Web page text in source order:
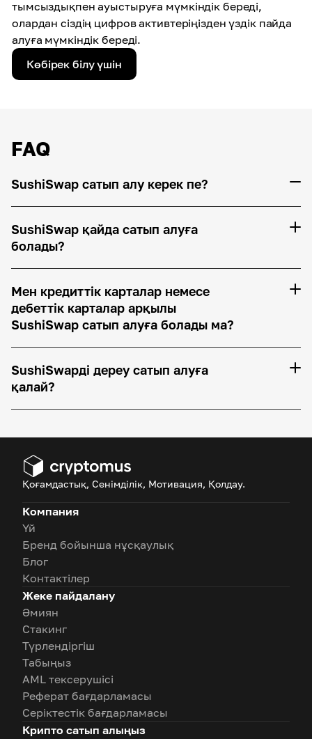
тымсыздықпен ауыстыруға мүмкіндік береді,
олардан сіздің цифров активтеріңізден үздік пайда
алуға мүмкіндік береді.
Көбірек білу үшін
FAQ
SushiSwap сатып алу керек пе?
SushiSwap қайда сатып алуға
болады?
Мен кредиттік карталар немесе
дебеттік карталар арқылы
SushiSwap сатып алуға болады ма?
SushiSwapді дереу сатып алуға
қалай?
Қоғамдастық, Сенімділік, Мотивация, Қолдау.
Компания
Үй
Бренд бойынша нұсқаулық
Блог
Контактілер
Жеке пайдалану
Әмиян
Стакинг
Түрлендіргіш
Табыңыз
AML тексерушісі
Реферат бағдарламасы
Серіктестік бағдарламасы
Крипто сатып алыңыз